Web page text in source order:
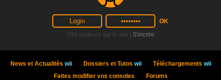
586 visiteurs sur le site | S'incrire
News et Actualités wii Dossiers et Tutos wii Téléchargements wii
Faites modifier vos consoles
Forums